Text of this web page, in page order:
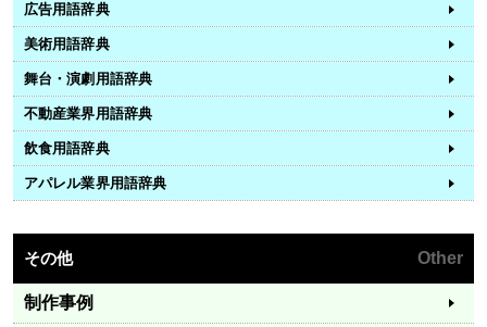
広告用語辞典
美術用語辞典
舞台・演劇用語辞典
不動産業界用語辞典
飲食用語辞典
アパレル業界用語辞典
その他 Other
制作事例